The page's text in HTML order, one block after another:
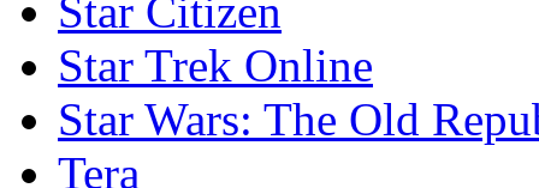
Star Citizen
Star Trek Online
Star Wars: The Old
Tera